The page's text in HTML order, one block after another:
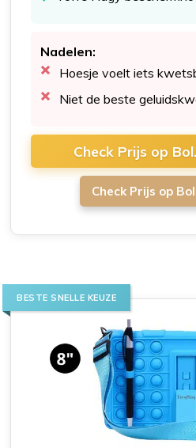
Nadelen:
Hoesje voelt iets
Niet de beste
Check Prijs op
Check Prijs op
BESTE SNELLE KEUZE